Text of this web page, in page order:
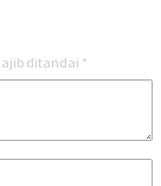
ditandai *